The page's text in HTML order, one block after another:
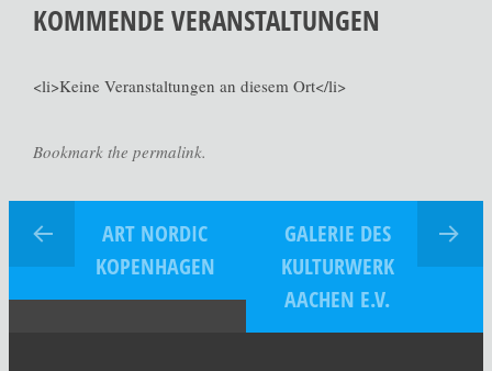
KOMMENDE VERANSTALTUNGEN
<li>Keine Veranstaltungen an diesem Ort</li>
Bookmark the permalink.
ART NORDIC
KOPENHAGEN
GALERIE DES
KULTURWERK
AACHEN E.V.